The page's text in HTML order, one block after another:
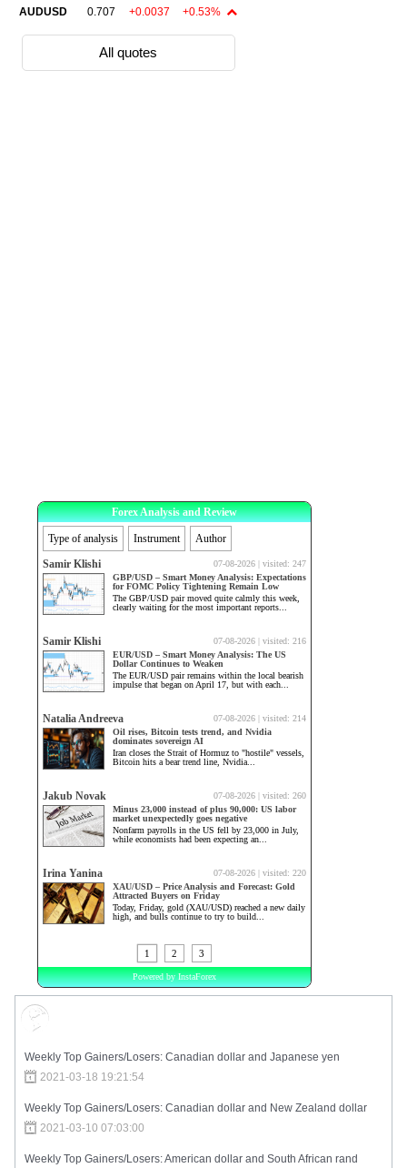
Weekly Top Gainers/Losers: Canadian dollar and Japanese yen
2021-03-18 19:21:54
Weekly Top Gainers/Losers: Canadian dollar and New Zealand dollar
2021-03-10 07:03:00
Weekly Top Gainers/Losers: American dollar and South African rand